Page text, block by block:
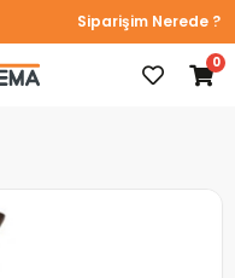
Siparişim Nerede ?
0